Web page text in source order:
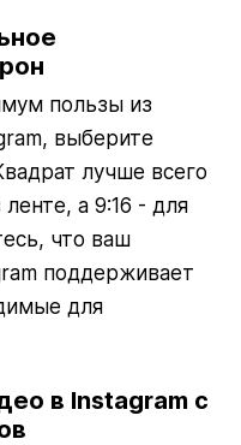
пользы из
выберите
лучше всего
а 9:16 - для
что ваш
поддерживает
для
в Instagram с